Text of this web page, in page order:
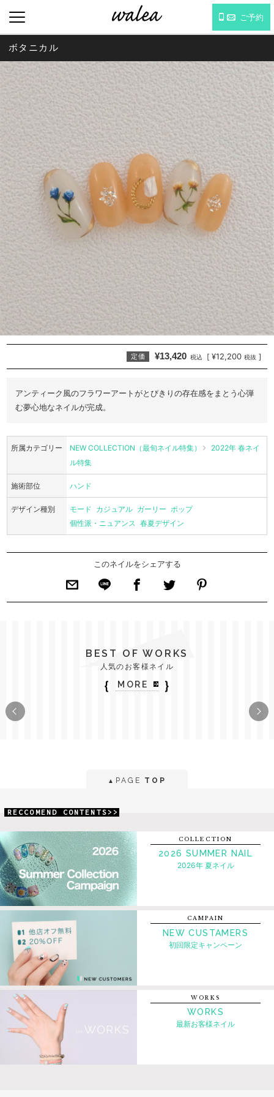
ご予約
ボタニカル
定価 ¥13,420 税込 [ ¥12,200 税抜 ]
アンティーク風のフラワーアートがとびきりの存在感をまとう心弾
む夢心地なネイルが完成。
所属カテゴリー NEW COLLECTION（最旬ネイル特集）
2022年 春ネイ
ル特集
施術部位 ハンド
デザイン種別 モード カジュアル ガーリー ポップ
個性派・ニュアンス 春夏デザイン
このネイルをシェアする
BEST OF WORKS
人気のお客様ネイル
｛ MORE ｝
▲ PAGE TOP
RECCOMEND CONTENTS>>
COLLECTION
2026 SUMMER NAIL
2026年 夏ネイル
CAMPAIN
NEW CUSTAMERS
初回限定キャンペーン
WORKS
WORKS
最新お客様ネイル